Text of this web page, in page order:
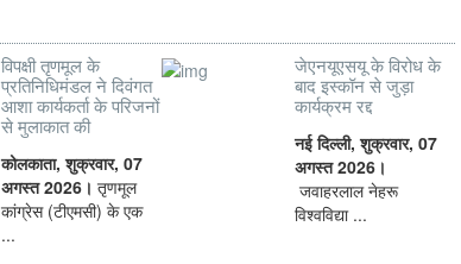
विपक्षी तृणमूल के
प्रतिनिधिमंडल ने दिवंगत
आशा कार्यकर्ता के परिजनों
से मुलाकात की
कोलकाता, शुक्रवार, 07
अगस्त 2026।तृणमूल
कांग्रेस (टीएमसी) के एक
...
जेएनयूएसयू के विरोध के
बाद इस्कॉन से जुड़ा
कार्यक्रम रद्द
नई दिल्ली, शुक्रवार, 07
अगस्त 2026।
जवाहरलाल नेहरू
विश्वविद्या ...